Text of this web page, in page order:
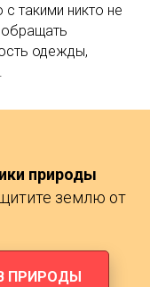
с такими никто не
одежды,
природы
землю от
ПРИРОДЫ